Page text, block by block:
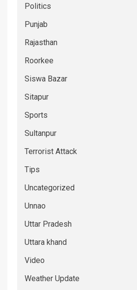
Politics
Punjab
Rajasthan
Roorkee
Siswa Bazar
Sitapur
Sports
Sultanpur
Terrorist Attack
Tips
Uncategorized
Unnao
Uttar Pradesh
Uttara khand
Video
Weather Update